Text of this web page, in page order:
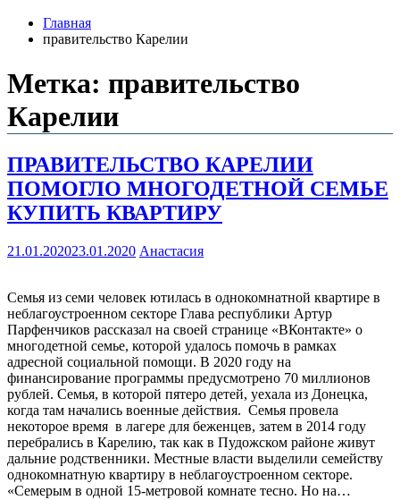
Главная
правительство Карелии
Метка: правительство
Карелии
ПРАВИТЕЛЬСТВО КАРЕЛИИ
ПОМОГЛО МНОГОДЕТНОЙ СЕМЬЕ
КУПИТЬ КВАРТИРУ
21.01.202023.01.2020 Анастасия
Семья из семи человек ютилась в однокомнатной квартире в
неблагоустроенном секторе Глава республики Артур
Парфенчиков рассказал на своей странице «ВКонтакте» о
многодетной семье, которой удалось помочь в рамках
адресной социальной помощи. В 2020 году на
финансирование программы предусмотрено 70 миллионов
рублей. Семья, в которой пятеро детей, уехала из Донецка,
когда там начались военные действия. Семья провела
некоторое время в лагере для беженцев, затем в 2014 году
перебрались в Карелию, так как в Пудожском районе живут
дальние родственники. Местные власти выделили семейству
однокомнатную квартиру в неблагоустроенном секторе.
«Семерым в одной 15-метровой комнате тесно. Но на…